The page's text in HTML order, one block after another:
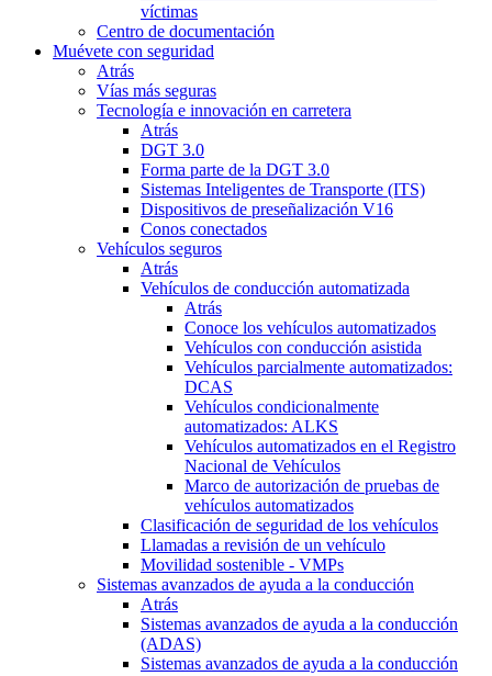
víctimas
Centro de documentación
Muévete con seguridad
Atrás
Vías más seguras
Tecnología e innovación en carretera
Atrás
DGT 3.0
Forma parte de la DGT 3.0
Sistemas Inteligentes de Transporte (ITS)
Dispositivos de preseñalización V16
Conos conectados
Vehículos seguros
Atrás
Vehículos de conducción automatizada
Atrás
Conoce los vehículos automatizados
Vehículos con conducción asistida
Vehículos parcialmente automatizados:
DCAS
Vehículos condicionalmente
automatizados: ALKS
Vehículos automatizados en el Registro
Nacional de Vehículos
Marco de autorización de pruebas de
vehículos automatizados
Clasificación de seguridad de los vehículos
Llamadas a revisión de un vehículo
Movilidad sostenible - VMPs
Sistemas avanzados de ayuda a la conducción
Atrás
Sistemas avanzados de ayuda a la conducción
(ADAS)
Sistemas avanzados de ayuda a la conducción